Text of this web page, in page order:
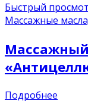
Быстрый
Массажные
Подробнее